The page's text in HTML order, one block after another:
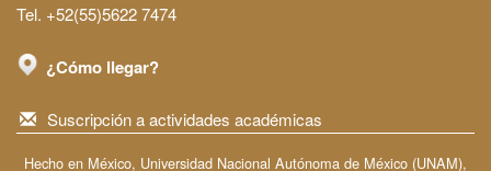
Tel. +52(55)5622 7474
¿Cómo llegar?
Suscripción a actividades académicas
Hecho en México, Universidad Nacional Autónoma de México (UNAM),